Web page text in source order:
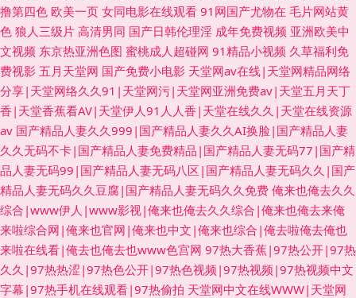
撸第四色 欧美一页 女同电影在线观看 91网国产尤物在 毛片网站黄
色 狼人三级片 高清男同 国产日韩伦理淫 成年免费视频 亚洲欧美中
文视频 东京热亚洲色图 蜜桃成人超碰网 91精品小视频 久草福利免
费视影 五月天堂网 国产免费小电影 天堂网av在线|天堂网精品网络
分享|天堂网络久久91|天堂网污|天堂网亚洲免费av|天堂五月天丁
香|天堂香蕉看AV|天堂伊人91人人香|天堂在线久久|天堂在线资源
av 国产精品人妻久久999|国产精品人妻久久AI换脸|国产精品人妻
久久无码不卡|国产精品人妻免费精品|国产精品人妻无码77|国产精
品人妻无码99|国产精品人妻无码八区|国产精品人妻无码久久|国产
精品人妻无码久久豆腐|国产精品人妻无码久久免费 俺来也俺去久久
综合|www伊人|www影视|俺来也俺去久久综合|俺来也俺去来俺
来啦综合网|俺来也官网|俺来也中文|俺来也综合|俺去啦俺去俺也
来啦在线看|俺去也俺去也www色宫网 97热大香蕉|97热公开|97热
久久|97热热涩|97热色公开|97热色视频|97热视频|97热视频中文
字幕|97热手机在线观看|97热偷拍 天堂网中文在线WWW|天堂网